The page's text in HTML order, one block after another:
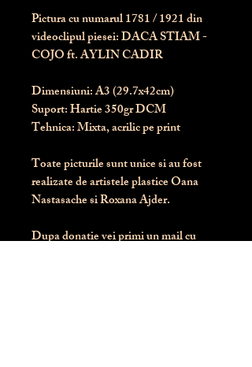
Pictura cu numarul1781/ 1921 din
videoclipul piesei: DACA STIAM -
COJO ft. AYLIN CADIR
Dimensiuni: A3 (29.7x42cm)
Suport: Hartie 350gr DCM
Tehnica: Mixta, acrilic pe print
Toate picturile sunt unice si au fost
realizate de artistele plastice Oana
Nastasache si Roxana Ajder.
Dupa donatie vei primi un mail cu